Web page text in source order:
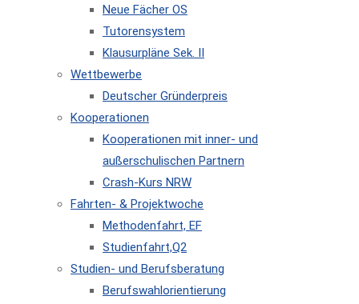
Neue Fächer OS
Tutorensystem
Klausurpläne Sek. II
Wettbewerbe
Deutscher Gründerpreis
Kooperationen
Kooperationen mit inner- und
außerschulischen Partnern
Crash-Kurs NRW
Fahrten- & Projektwoche
Methodenfahrt, EF
Studienfahrt,Q2
Studien- und Berufsberatung
Berufswahlorientierung